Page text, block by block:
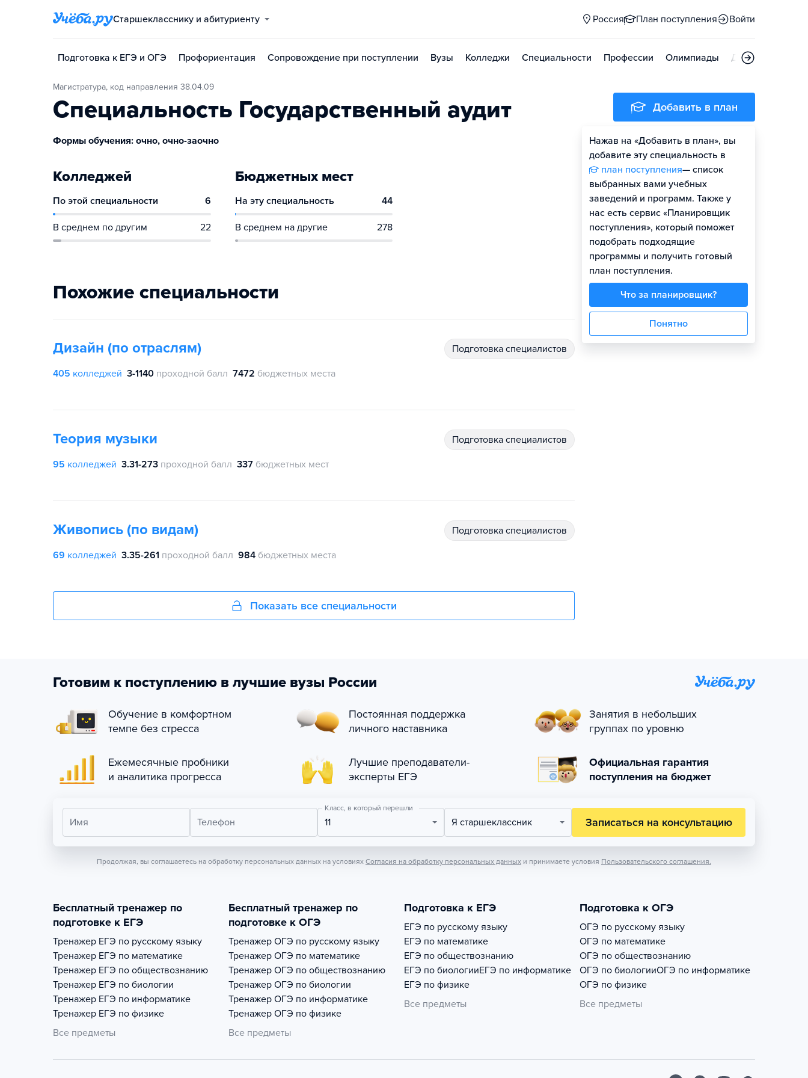
Старшекласснику и абитуриенту Россия План поступления Войти
Подготовка к ЕГЭ и ОГЭ Профориентация Сопровождение при поступлении Вузы Колледжи Специальности Профессии Олимпиады Дни открытых
Магистратура, код направления 38.04.09
Специальность Государственный аудит
Формы обучения: очно, очно-заочно
Колледжей
По этой специальности 6
В среднем по другим 22
Бюджетных мест
На эту специальность 44
В среднем на другие 278
Похожие специальности
Дизайн (по отраслям) подготовка специалистов
405 колледжей 3-1140 проходной балл 7472 бюджетных места
Теория музыки подготовка специалистов
95 колледжей 3.31-273 проходной балл 337 бюджетных мест
Живопись (по видам) подготовка специалистов
69 колледжей 3.35-261 проходной балл 984 бюджетных места
Показать все специальности
Добавить в план
Нажав на «Добавить в план», вы
добавите эту специальность в
план поступления— список
выбранных вами учебных
заведений и программ. Также у
нас есть сервис «Планировщик
поступления», который поможет
подобрать подходящие
программы и получить готовый
план поступления.
Что за планировщик?
Понятно
Готовим к поступлению в лучшие вузы России
Обучение в комфортном
темпе без стресса
Постоянная поддержка
личного наставника
Занятия в небольших
группах по уровню
Ежемесячные пробники
и аналитика прогресса
Лучшие преподаватели-
эксперты ЕГЭ
Официальная гарантия
поступления на бюджет
Имя Телефон
Класс, в который перешли
11 Я старшеклассник Записаться на консультацию
Продолжая, вы соглашаетесь на обработку персональных данных на условиях Согласия на обработку персональных данных и принимаете условия Пользовательского соглашения.
Бесплатный тренажер по
подготовке к ЕГЭ
Тренажер ЕГЭ по русскому языку
Тренажер ЕГЭ по математике
Тренажер ЕГЭ по обществознанию
Тренажер ЕГЭ по биологии
Тренажер ЕГЭ по информатике
Тренажер ЕГЭ по физике
Все предметы
Бесплатный тренажер по
подготовке к ОГЭ
Тренажер ОГЭ по русскому языку
Тренажер ОГЭ по математике
Тренажер ОГЭ по обществознанию
Тренажер ОГЭ по биологии
Тренажер ОГЭ по информатике
Тренажер ОГЭ по физике
Все предметы
Подготовка к ЕГЭ
ЕГЭ по русскому языку
ЕГЭ по математике
ЕГЭ по обществознанию
ЕГЭ по биологииЕГЭ по информатике
ЕГЭ по физике
Все предметы
Подготовка к ОГЭ
ОГЭ по русскому языку
ОГЭ по математике
ОГЭ по обществознанию
ОГЭ по биологииОГЭ по информатике
ОГЭ по физике
Все предметы